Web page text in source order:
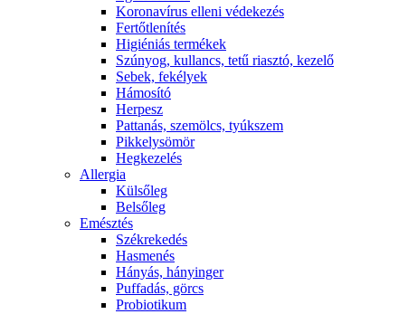
Koronavírus elleni védekezés
Fertőtlenítés
Higiéniás termékek
Szúnyog, kullancs, tetű riasztó, kezelő
Sebek, fekélyek
Hámosító
Herpesz
Pattanás, szemölcs, tyúkszem
Pikkelysömör
Hegkezelés
Allergia
Külsőleg
Belsőleg
Emésztés
Székrekedés
Hasmenés
Hányás, hányinger
Puffadás, görcs
Probiotikum